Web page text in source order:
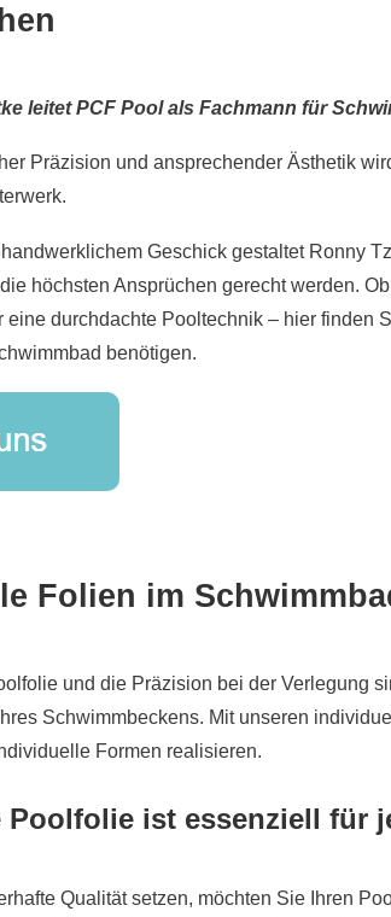
leitet PCF Pool als Fachmann für
Präzision und ansprechender Ästhetik
Geschick gestaltet Ronny
höchsten Ansprüchen gerecht werden.
eine durchdachte Pooltechnik – hier finden
benötigen.
Folien im
und die Präzision bei der Verlegung
Schwimmbeckens. Mit unseren
Formen realisieren.
Poolfolie ist essenziell für
Qualität setzen, möchten Sie Ihren